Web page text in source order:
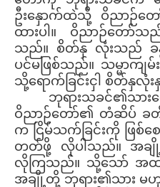
ဦးနှောက်ထဲသို့ ဝိညာဉ်
ထားပါ။ ဝိညာဉ်တော်
သည်။ စိတ်နှ လုံးသည် ခ
ပင်မဖြစ်သည်။ သမ္မာကျ
သို့ရောက်ခြင်းငှါ စိတ်နှလုံ
ဘုရားသခင်၏သား
ဝိညာဉ်တော်၏ တံဆိပ် ခ
က ငြိမ်သက်ခြင်းကို ဖြစ်
တတ်ဖို့ လိုပါသည်။ အခ
လိုကြသည်။ သို့သော် အထက်
အချို့တို့ ဘုရား၏သား မ